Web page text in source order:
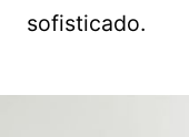
sofisticado.